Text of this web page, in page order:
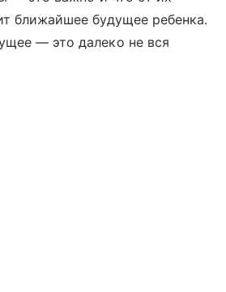
ближайшее будущее ребенка.
— это далеко не вся